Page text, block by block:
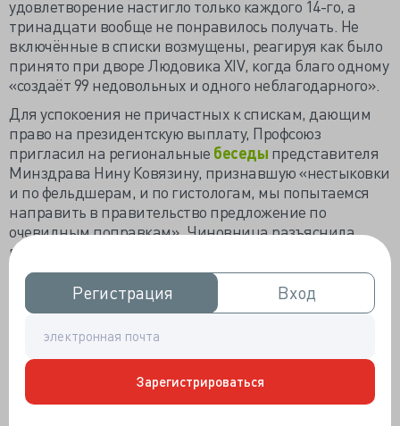
Регистрация
Регистрация Вход
Вход
Зарегистрироваться
удовлетворение настигло только каждого 14-го, а
тринадцати вообще не понравилось получать. Не
включённые в списки возмущены, реагируя как было
принято при дворе Людовика XIV, когда благо одному
«создаёт 99 недовольных и одного неблагодарного».
Для успокоения не причастных к спискам, дающим
право на президентскую выплату, Профсоюз
пригласил на региональные беседы представителя
Минздрава Нину Ковязину, признавшую «нестыковки
и по фельдшерам, и по гистологам, мы попытаемся
направить в правительство предложение по
очевидным поправкам». Чиновница разъяснила
правила выплаты школьным медикам – смотря к
какому ведомству приписаны, не манкируя
соответствием получателя условиям постановления.
Соответствуюткритериямсотрудники ЛПУ,
«входящих в государственную и муниципальную
системы здравоохранения ‎и участвующих в базовой
программе» ОМС, «врачи станций(отделений)
медицинской помощи